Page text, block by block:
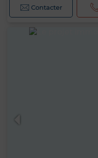
Contacter